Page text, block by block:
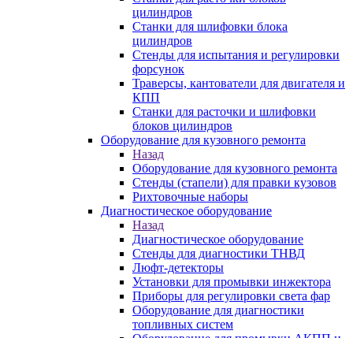
цилиндров
Станки для шлифовки блока
цилиндров
Стенды для испытания и регулировки
форсунок
Траверсы, кантователи для двигателя и
КПП
Станки для расточки и шлифовки
блоков цилиндров
Оборудование для кузовного ремонта
Назад
Оборудование для кузовного ремонта
Стенды (стапели) для правки кузовов
Рихтовочные наборы
Диагностическое оборудование
Назад
Диагностическое оборудование
Стенды для диагностики ТНВД
Люфт-детекторы
Установки для промывки инжектора
Приборы для регулировки света фар
Оборудование для диагностики
топливных систем